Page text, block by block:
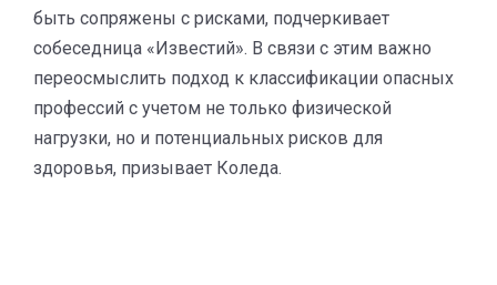
быть сопряжены с рисками, подчеркивает
собеседница «Известий». В связи с этим важно
переосмыслить подход к классификации опасных
профессий с учетом не только физической
нагрузки, но и потенциальных рисков для
здоровья, призывает Коледа.